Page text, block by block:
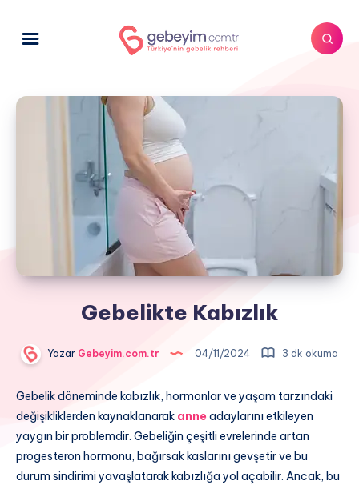
Gebelikte Kabızlık
Yazar Gebeyim.com.tr 04/11/2024 3 dk okuma
Gebelik döneminde kabızlık, hormonlar ve yaşam tarzındaki
değişikliklerden kaynaklanarak anne adaylarını etkileyen
yaygın bir problemdir. Gebeliğin çeşitli evrelerinde artan
progesteron hormonu, bağırsak kaslarını gevşetir ve bu
durum sindirimi yavaşlatarak kabızlığa yol açabilir. Ancak, bu